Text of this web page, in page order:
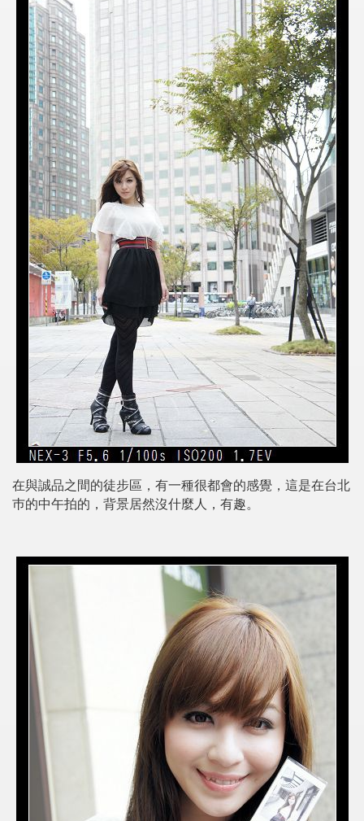
在與誠品之間的徒步區，有一種很都會的感覺，這是在台北
巿的中午拍的，背景居然沒什麼人，有趣。